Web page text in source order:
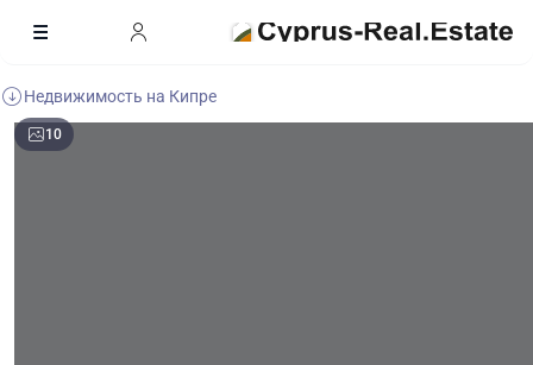
Недвижимость на Кипре
10